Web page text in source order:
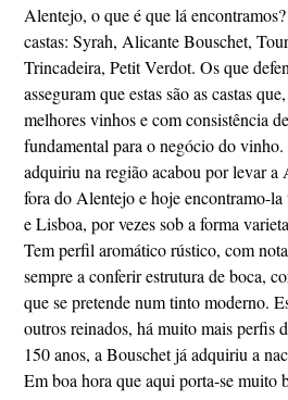
Alentejo, o que é que lá
castas: Syrah, Alicante Bouschet,
Trincadeira, Petit Verdot. Os que
asseguram que estas são as castas
melhores vinhos e com consistência
fundamental para o negócio do
adquiriu na região acabou por levar a
fora do Alentejo e hoje encontramo-
e Lisboa, por vezes sob a forma
Tem perfil aromático rústico, com
sempre a conferir estrutura de boca,
que se pretende num tinto moderno.
outros reinados, há muito mais perfis
150 anos, a Bouschet já adquiriu a
Em boa hora que aqui porta-se muito